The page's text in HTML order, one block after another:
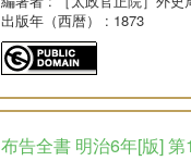
出版年（西暦）
: 1873
布告全書 明治6年[版] 第